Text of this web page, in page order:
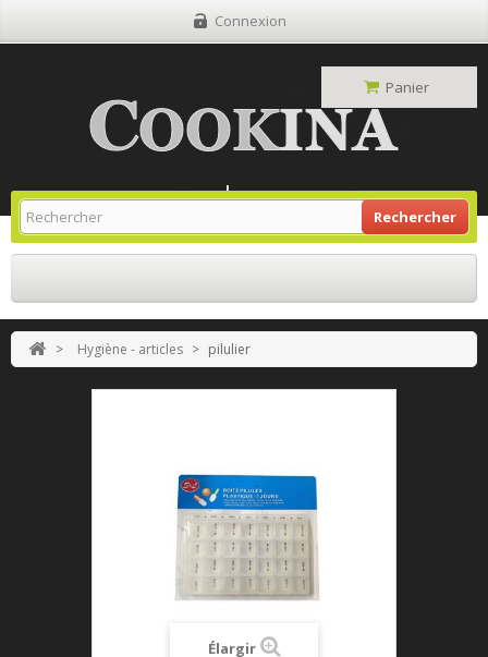
Connexion
Rechercher
Panier
Site Grill Gaz Retour À L'accueil
> Hygiène - articles > pilulier
Élargir